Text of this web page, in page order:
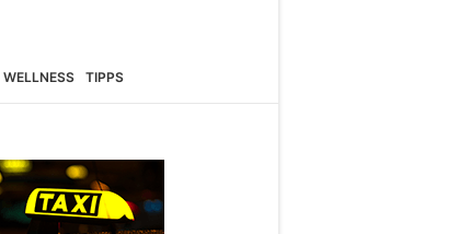
WELLNESS TIPPS